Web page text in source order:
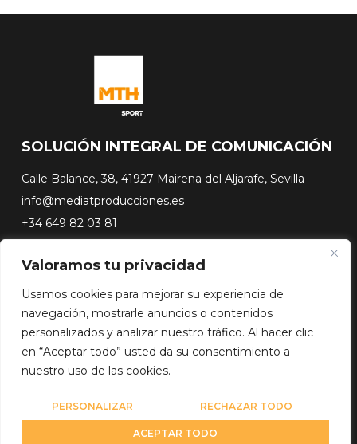
Valoramos tu privacidad
Usamos cookies para mejorar su experiencia de
navegación, mostrarle anuncios o contenidos
personalizados y analizar nuestro tráfico. Al hacer clic
en “Aceptar todo” usted da su consentimiento a
nuestro uso de las cookies.
PERSONALIZAR RECHAZAR TODO
ACEPTAR TODO
SOLUCIÓN INTEGRAL DE COMUNICACIÓN
Calle Balance, 38, 41927 Mairena del Aljarafe, Sevilla
info@mediatproducciones.es
+34 649 82 03 81
#FLASHSURFING
#CONEXIONSURFING
A CONTRA PICO
DOCUSERIES
Diseño web porWebmasterPRO